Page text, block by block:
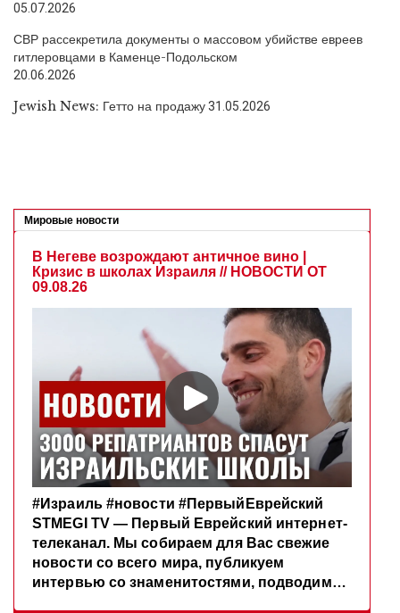
05.07.2026
СВР рассекретила документы о массовом убийстве евреев
гитлеровцами в Каменце-Подольском
20.06.2026
Jewish News: Гетто на продажу31.05.2026